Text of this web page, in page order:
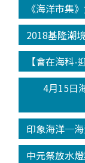
《海洋市集
2018基隆潮
【會在海科
4月15日
印象海洋─海
中元祭放水